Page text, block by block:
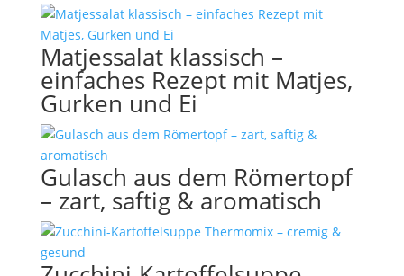
Matjessalat klassisch –
einfaches Rezept mit Matjes,
Gurken und Ei
Gulasch aus dem Römertopf
– zart, saftig & aromatisch